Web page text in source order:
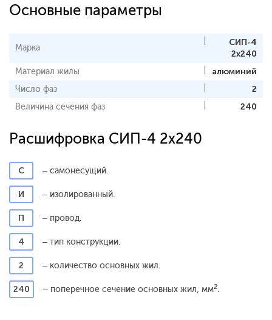
Основные параметры
Марка
СИП-4
2x240
Материал жилы
алюминий
Число фаз
2
Величина сечения фаз
240
Расшифровка СИП-4 2x240
С – самонесущий.
И – изолированный.
П – провод.
4 – тип конструкции.
2 – количество основных жил.
240 – поперечное сечение основных жил, мм2.